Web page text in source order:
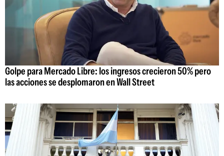
Golpe para Mercado Libre: los ingresos crecieron 50% pero
las acciones se desplomaron en Wall Street